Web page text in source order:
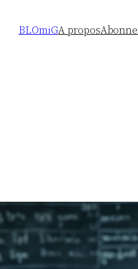
BLOmiGA propos